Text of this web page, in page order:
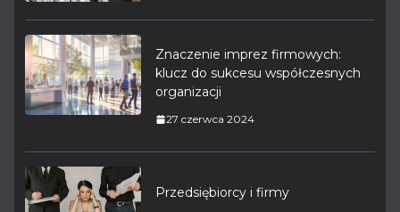
Znaczenie imprez firmowych:
klucz do sukcesu współczesnych
organizacji
27 czerwca 2024
Przedsiębiorcy i firmy